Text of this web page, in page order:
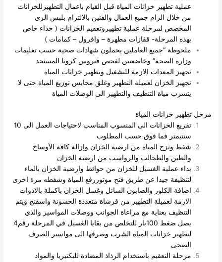
عملية تطهير خزانات المياة قبل القيام باعمال التطهيرللخزانات
من خلال الزام جميع العمال والفنين بالالتزام بلبس الزى
المخصص لمرحلة عملية تطهيروتعقيم الخزانات ( حذاء خاص
بهذه المرحلة- قفازات مطهرة – وافرول – كمامات )
ملحوظة “جميع العاملين يحملون شهادات صحية حسب تعليمات
وزارة الصحة” وخاضعيين لفحص فيروس كرونا المستجد
تجهيز المعدات الازمة للتشغيل وتطهير خزانات المياة
تجهيز الخزان لعميلة التطهير وغلق محابس توزيع المياة حتى لا
يتسرب مياة التنظيف والتطهير الى الوصلات المياة
مرحل تطهير خزانات المياة
تفريغ الخزانات الى المنسوب المناسب لاحتياجات العمل الى 10
سنتيمتر فما فوق حسب المطلوب
شفط ونزح المياة من ارضية الخزان وإزالة كافة الأوساخ
والطين والطحالب والرواسب من ارضية الخزان
بداء عملية الغسيل للخزان من حوائط وارضية الخزان بالماء
لتنظيفة جيدا عن طريق فتح موتوررفع المياة وشفطه مرة اخرى
اضافة الكلور والصابون السائل وغسل الخزان باكملة بالادوات
الازمة لعميلة التطهير من فرشاة متعددة الخشونة واسفنج ويتم
التنظيف بعناية مع مراعاة الجوانب ووصلات المواسير والذي
يصل ضغط 100بار للتخلص من بقايا الغسيل في المرحلة رقم4
لتطهير خزانات المياة الشرب وصرفها الى مواسير الصرف
الصحى
مرحلة التعقيم باستخدام الرذاذ المضادة للبكتيريا والمواد